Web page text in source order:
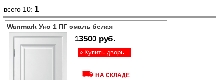
всего 10: 1
Wanmark Уно 1 ПГ эмаль белая
13500 руб.
Купить дверь
НА СКЛАДЕ